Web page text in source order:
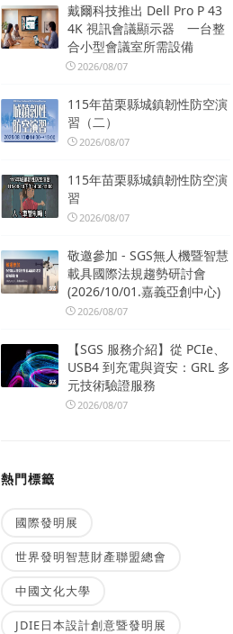
戴爾科技推出 Dell Pro P 43
4K 視訊會議顯示器 一台整
合小型會議室所需設備
2026/08/07
115年苗栗縣城鎮韌性防空演
習（二）
2026/08/07
115年苗栗縣城鎮韌性防空演
習
2026/08/07
敬邀參加 - SGS無人機暨智慧
載具國際法規趨勢研討會
(2026/10/01.嘉義亞創中心)
2026/08/07
【SGS 服務介紹】從 PCIe、
USB4 到充電與資安：GRL 多
元技術驗證服務
2026/08/07
熱門標籤
國際發明展
世界發明智慧財產聯盟總會
中國文化大學
JDIE日本設計創意暨發明展